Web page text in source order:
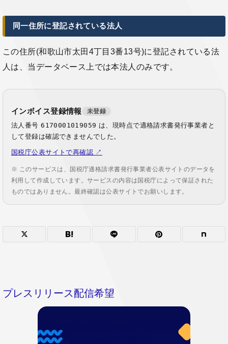
同一住所に登記されている法人
この住所(和歌山市太田4丁目3番13号)に登記されている法
人は、当データベース上では本法人のみです。
インボイス登録情報 未登録
法人番号6170001019059 は、現時点で適格請求書発行事業者と
して登録は確認できませんでした。
国税庁公表サイトで再確認 ↗
※ このサービスは、国税庁適格請求書発行事業者公表サイトのデータを
利用して作成しています。サービスの内容は国税庁によって保証された
ものではありません。最終確認は公表サイトでお願いします。
プレスリリース配信希望